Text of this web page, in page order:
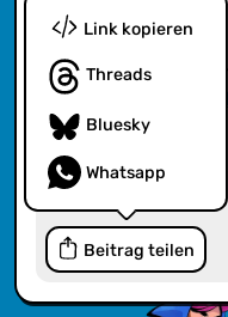
Das Cover stammt
(iTunes?Ja! iTunes
Feed
zum
Link kopieren
Threads
Bluesky
Whatsapp
Beitrag teilen